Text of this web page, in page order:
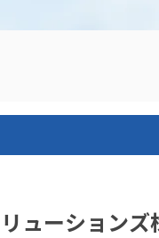
ューションズ